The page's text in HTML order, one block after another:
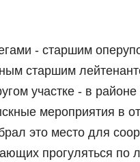
- старшим
старшим
участке - в
мероприятия в
это место для
прогуляться по